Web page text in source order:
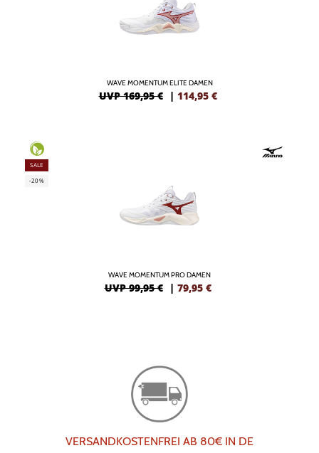
WAVE MOMENTUM ELITE DAMEN
UVP 169,95 € | 114,95 €
SALE
-20%
WAVE MOMENTUM PRO DAMEN
UVP 99,95 € | 79,95 €
VERSANDKOSTENFREI AB 80€ IN DE